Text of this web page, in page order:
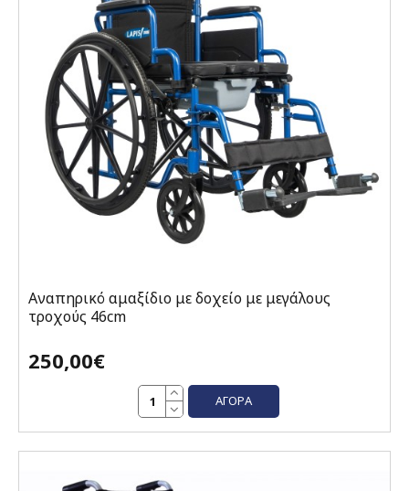
Αναπηρικό αμαξίδιο με δοχείο με μεγάλους
τροχούς 46cm
250,00€
ΑΓΟΡΆ